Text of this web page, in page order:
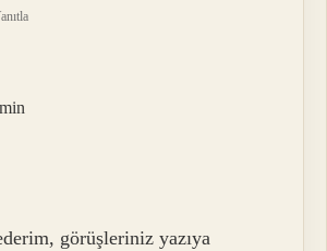
görüşleriniz yazıya